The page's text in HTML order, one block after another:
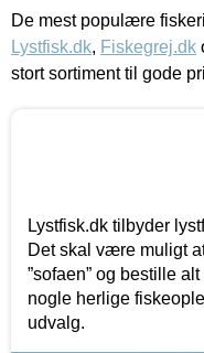
De mest populære
Lystfisk.dk, Fiskegrej.dk
stort sortiment til gode
Lystfisk.dk tilbyder
Det skal være muligt
”sofaen” og bestille
nogle herlige
udvalg.